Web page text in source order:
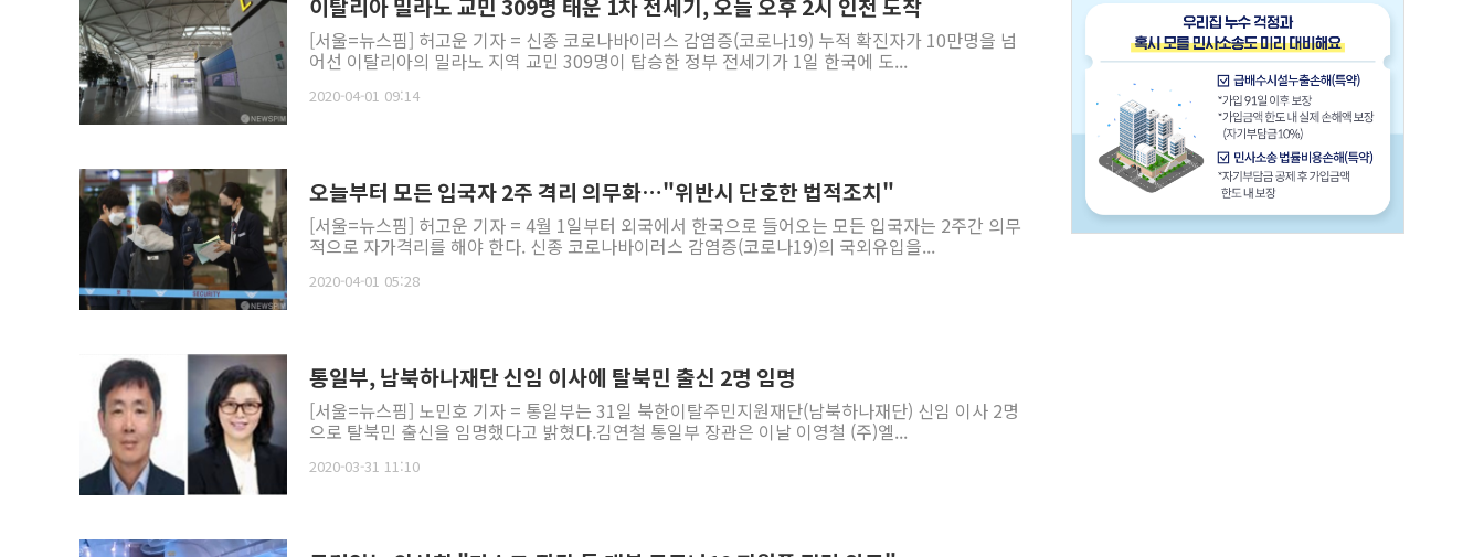
이탈리아 밀라노 교민 309명 태운 1차 전세기, 오늘 오후 2시 인천 도착
[서울=뉴스핌] 허고운 기자 = 신종 코로나바이러스 감염증(코로나19) 누적 확진자가 10만명을 넘
어선 이탈리아의 밀라노 지역 교민 309명이 탑승한 정부 전세기가 1일 한국에 도...
2020-04-01 09:14
오늘부터 모든 입국자 2주 격리 의무화…"위반시 단호한 법적조치"
[서울=뉴스핌] 허고운 기자 = 4월 1일부터 외국에서 한국으로 들어오는 모든 입국자는 2주간 의무
적으로 자가격리를 해야 한다. 신종 코로나바이러스 감염증(코로나19)의 국외유입을...
2020-04-01 05:28
통일부, 남북하나재단 신임 이사에 탈북민 출신 2명 임명
[서울=뉴스핌] 노민호 기자 = 통일부는 31일 북한이탈주민지원재단(남북하나재단) 신임 이사 2명
으로 탈북민 출신을 임명했다고 밝혔다.김연철 통일부 장관은 이날 이영철 (주)엘...
2020-03-31 11:10